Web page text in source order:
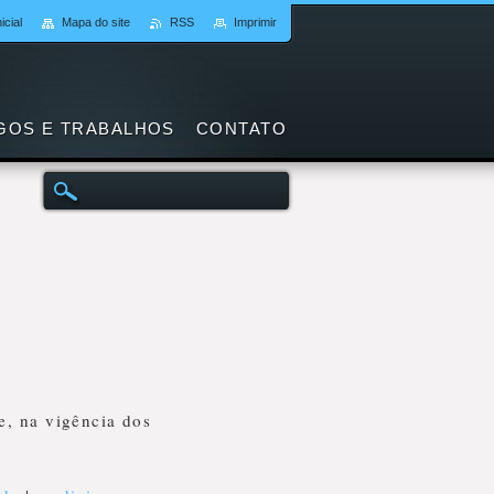
na vigência dos
E TRABALHOS CONTATO
Mapa do site RSS Imprimir